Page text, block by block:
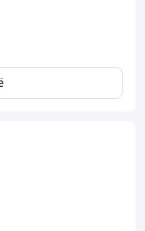
в будущем.